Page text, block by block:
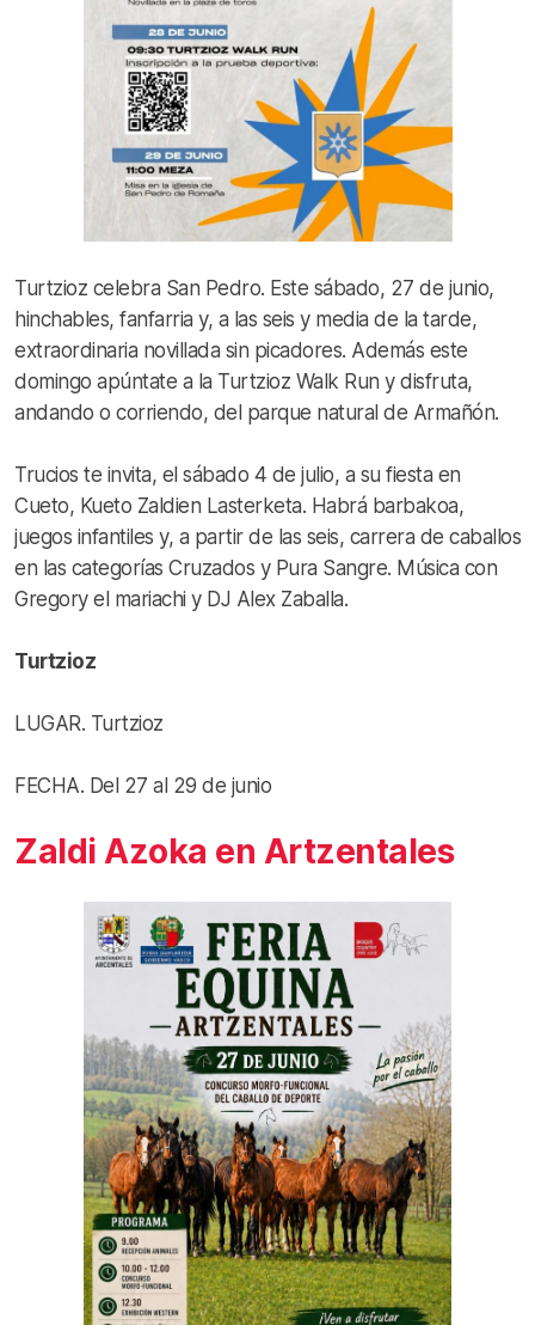
Turtzioz celebra San Pedro. Este sábado, 27 de junio,
hinchables, fanfarria y, a las seis y media de la tarde,
extraordinaria novillada sin picadores. Además este
domingo apúntate a la Turtzioz Walk Run y disfruta,
andando o corriendo, del parque natural de Armañón.
Trucios te invita, el sábado 4 de julio, a su fiesta en
Cueto, Kueto Zaldien Lasterketa. Habrá barbakoa,
juegos infantiles y, a partir de las seis, carrera de caballos
en las categorías Cruzados y Pura Sangre. Música con
Gregory el mariachi y DJ Alex Zaballa.
Turtzioz
LUGAR. Turtzioz
FECHA. Del 27 al 29 de junio
Zaldi Azoka en Artzentales